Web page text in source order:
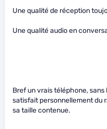
Une qualité de réception
Une qualité audio en
Bref un vrais téléphone,
satisfait personnellement du
sa taille contenue.